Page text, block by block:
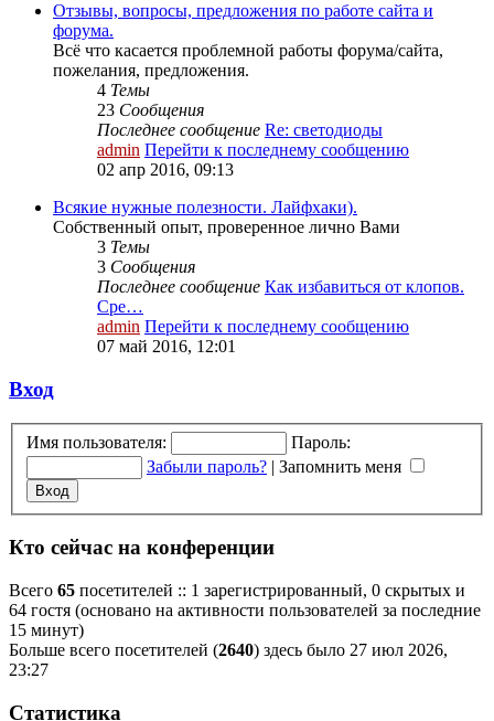
Отзывы, вопросы, предложения по работе сайта и
форума.
Всё что касается проблемной работы форума/сайта,
пожелания, предложения.
4 Темы
23 Сообщения
Последнее сообщение Re: светодиоды
admin Перейти к последнему сообщению
02 апр 2016, 09:13
Всякие нужные полезности. Лайфхаки).
Собственный опыт, проверенное лично Вами
3 Темы
3 Сообщения
Последнее сообщение Как избавиться от клопов.
Сре…
admin Перейти к последнему сообщению
07 май 2016, 12:01
Вход
Имя пользователя:
Пароль:
Забыли пароль? | Запомнить меня
Кто сейчас на конференции
Всего 65 посетителей :: 1 зарегистрированный, 0 скрытых и
64 гостя (основано на активности пользователей за последние
15 минут)
Больше всего посетителей (2640) здесь было 27 июл 2026,
23:27
Статистика